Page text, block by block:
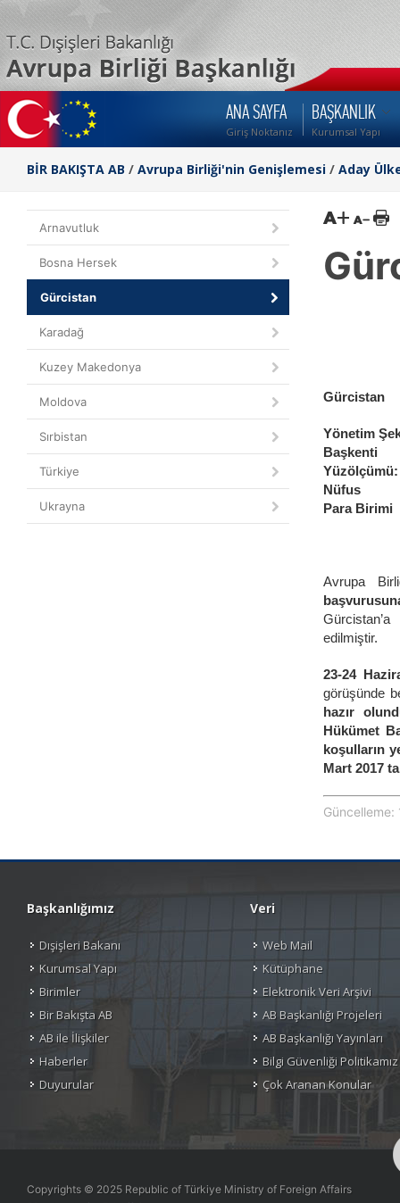
ANA SAYFA
Giriş Noktanız
BAŞKANLIK
Kurumsal Yapı
BİR BAKIŞTA AB / Avrupa Birliği'nin Genişlemesi / Aday
Arnavutluk
Bosna Hersek
Gürcistan
Karadağ
Kuzey Makedonya
Moldova
Sırbistan
Türkiye
Ukrayna
Gürcistan
Başkenti
Yüzölçümü:
Nüfus
Para Birimi
Avrupa
edilmiştir.
23-24
görüşünde
hazır
Hükümet
koşulların
Mart 2017
Başkanlığımız
Dışişleri Bakanı
Kurumsal Yapı
Birimler
Bir Bakışta AB
AB ile İlişkiler
Haberler
Duyurular
Veri
Web Mail
Kütüphane
Elektronik Veri Arşivi
AB Başkanlığı Projeleri
AB Başkanlığı Yayınları
Bilgi Güvenliği Politikamız
Çok Aranan Konular
Copyrights © 2025 Republic of Türkiye Ministry of Foreign Affairs